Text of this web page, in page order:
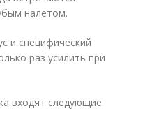
налетом.
и специфический
раз усилить при
входят следующие